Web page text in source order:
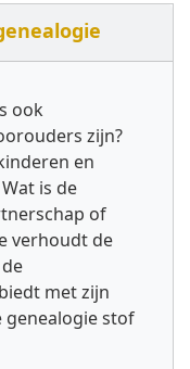
ook
zijn?
en
is de
of
verhoudt de
met zijn
genealogie stof